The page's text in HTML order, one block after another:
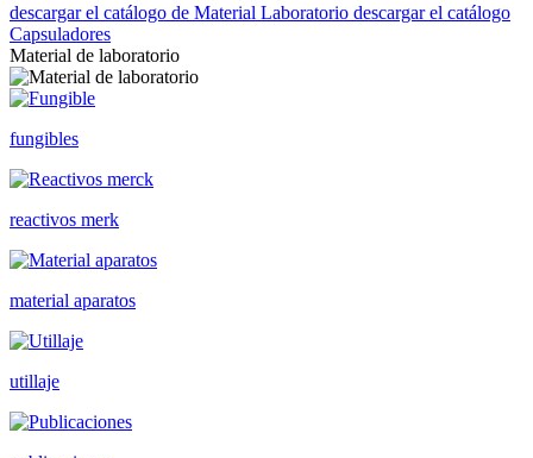
descargar el catálogo de Material Laboratorio descargar el catálogo
Capsuladores
Material de laboratorio
fungibles
reactivos merk
material aparatos
utillaje